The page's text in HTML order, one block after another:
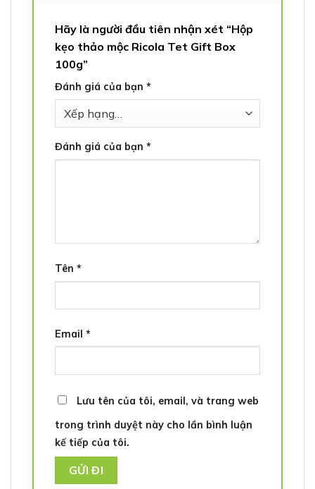
Hãy là người đầu tiên nhận xét “Hộp
kẹo thảo mộc Ricola Tet Gift Box
100g”
Đánh giá của bạn *
Đánh giá của bạn *
Tên *
Email *
Lưu tên của tôi, email, và trang web
trong trình duyệt này cho lần bình luận
kế tiếp của tôi.